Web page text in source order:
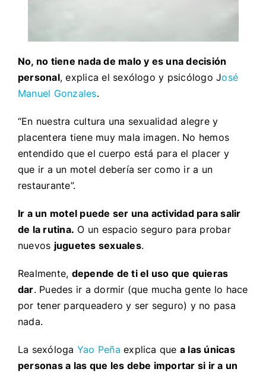
No, no tiene nada de malo y es una decisión
personal, explica el sexólogo y psicólogo José
Manuel Gonzales.
“En nuestra cultura una sexualidad alegre y
placentera tiene muy mala imagen. No hemos
entendido que el cuerpo está para el placer y
que ir a un motel debería ser como ir a un
restaurante”.
Ir a un motel puede ser una actividad para salir
de la rutina. O un espacio seguro para probar
nuevos juguetes sexuales.
Realmente, depende de ti el uso que quieras
dar. Puedes ir a dormir (que mucha gente lo hace
por tener parqueadero y ser seguro) y no pasa
nada.
La sexóloga Yao Peña explica que a las únicas
personas a las que les debe importar si ir a un